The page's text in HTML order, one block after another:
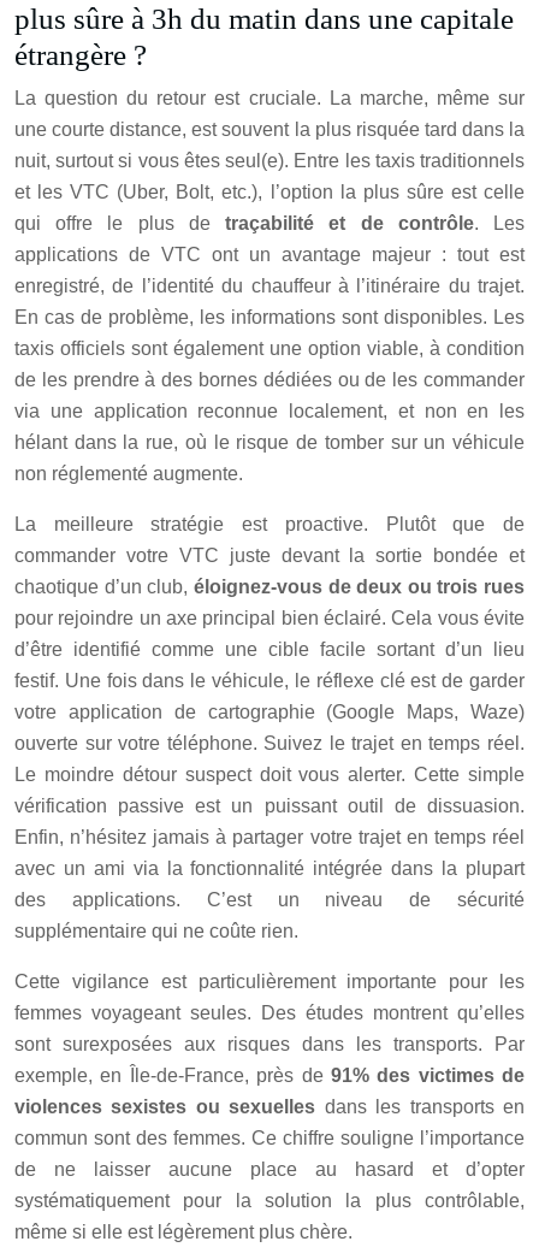
plus sûre à 3h du matin dans une capitale
étrangère ?
La question du retour est cruciale. La marche, même sur
une courte distance, est souvent la plus risquée tard dans la
nuit, surtout si vous êtes seul(e). Entre les taxis traditionnels
et les VTC (Uber, Bolt, etc.), l’option la plus sûre est celle
qui offre le plus detraçabilité et de contrôle. Les
applications de VTC ont un avantage majeur : tout est
enregistré, de l’identité du chauffeur à l’itinéraire du trajet.
En cas de problème, les informations sont disponibles. Les
taxis officiels sont également une option viable, à condition
de les prendre à des bornes dédiées ou de les commander
via une application reconnue localement, et non en les
hélant dans la rue, où le risque de tomber sur un véhicule
non réglementé augmente.
La meilleure stratégie est proactive. Plutôt que de
commander votre VTC juste devant la sortie bondée et
chaotique d’un club, éloignez-vous de deux ou trois rues
pour rejoindre un axe principal bien éclairé. Cela vous évite
d’être identifié comme une cible facile sortant d’un lieu
festif. Une fois dans le véhicule, le réflexe clé est de garder
votre application de cartographie (Google Maps, Waze)
ouverte sur votre téléphone. Suivez le trajet en temps réel.
Le moindre détour suspect doit vous alerter. Cette simple
vérification passive est un puissant outil de dissuasion.
Enfin, n’hésitez jamais à partager votre trajet en temps réel
avec un ami via la fonctionnalité intégrée dans la plupart
des applications. C’est un niveau de sécurité
supplémentaire qui ne coûte rien.
Cette vigilance est particulièrement importante pour les
femmes voyageant seules. Des études montrent qu’elles
sont surexposées aux risques dans les transports. Par
exemple, en Île-de-France, près de 91% des victimes de
violences sexistes ou sexuelles dans les transports en
commun sont des femmes. Ce chiffre souligne l’importance
de ne laisser aucune place au hasard et d’opter
systématiquement pour la solution la plus contrôlable,
même si elle est légèrement plus chère.